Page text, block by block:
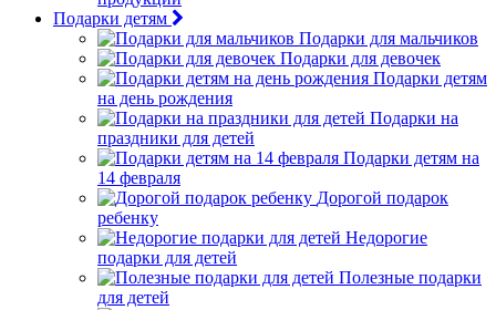
Подарки детям
Подарки для мальчиков
Подарки для девочек
Подарки детям
на день рождения
Подарки на
праздники для детей
Подарки детям на
14 февраля
Дорогой подарок
ребенку
Недорогие
подарки для детей
Полезные подарки
для детей